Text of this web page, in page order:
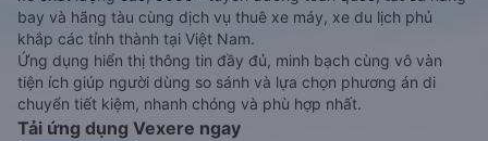
bay và hãng tàu cùng dịch vụ thuê xe máy, xe du lịch phủ
khắp các tỉnh thành tại Việt Nam.
Ứng dụng hiển thị thông tin đầy đủ, minh bạch cùng vô vàn
tiện ích giúp người dùng so sánh và lựa chọn phương án di
chuyển tiết kiệm, nhanh chóng và phù hợp nhất.
Tải ứng dụng Vexere ngay